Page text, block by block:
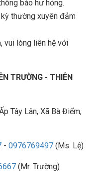
báo hư hỏng.
thường xuyên đảm
vui lòng liên hệ với
TRƯỜNG - THIÊN
Tây Lân, Xã Bà Điểm,
- 0976769497 (Ms. Lệ)
(Mr. Trường)